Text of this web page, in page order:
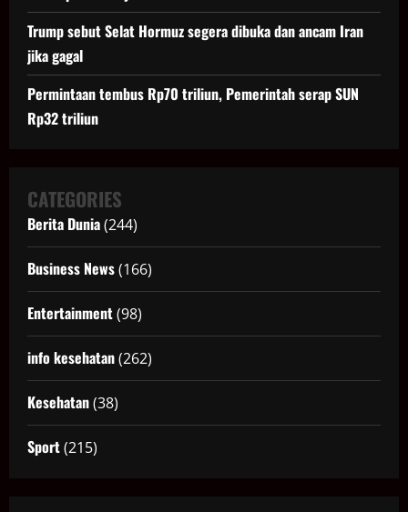
Trump sebut Selat Hormuz segera dibuka dan ancam Iran
jika gagal
Permintaan tembus Rp70 triliun, Pemerintah serap SUN
Rp32 triliun
CATEGORIES
Berita Dunia(244)
Business News(166)
Entertainment(98)
info kesehatan(262)
Kesehatan(38)
Sport(215)